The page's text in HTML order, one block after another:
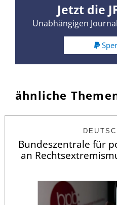
Jetzt die
Unabhängigen
ähnliche
Bundeszentrale für
an